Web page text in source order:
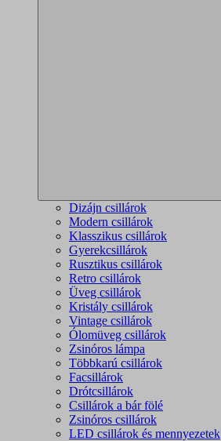
Dizájn csillárok
Modern csillárok
Klasszikus csillárok
Gyerekcsillárok
Rusztikus csillárok
Retro csillárok
Üveg csillárok
Kristály csillárok
Vintage csillárok
Ólomüveg csillárok
Zsinóros lámpa
Többkarú csillárok
Facsillárok
Drótcsillárok
Csillárok a bár fölé
Zsinóros csillárok
LED csillárok és mennyezetek